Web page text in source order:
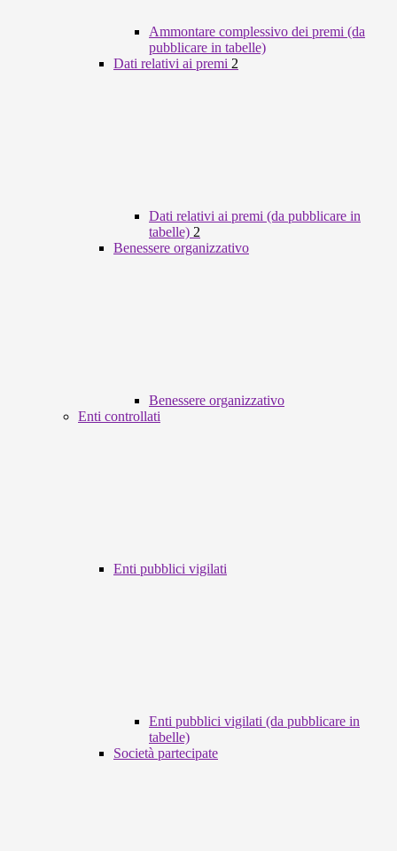
Ammontare complessivo dei premi (da
pubblicare in tabelle)
Dati relativi ai premi 2
Dati relativi ai premi (da pubblicare in
tabelle) 2
Benessere organizzativo
Benessere organizzativo
Enti controllati
Enti pubblici vigilati
Enti pubblici vigilati (da pubblicare in
tabelle)
Società partecipate